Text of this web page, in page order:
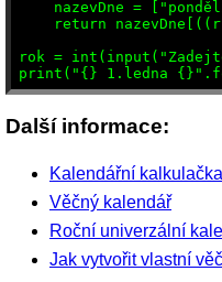
nazevDne =
return
rok =
Další informace:
Kalendářní kalkulačka
Věčný kalendář
Roční univerzální
Jak vytvořit vlastní